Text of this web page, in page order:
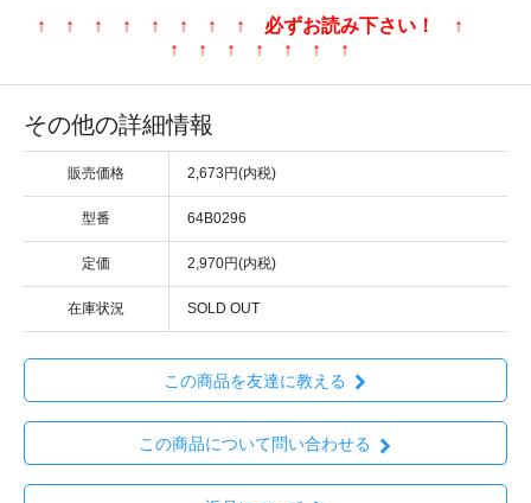
↑ ↑ ↑ ↑ ↑ ↑ ↑ ↑ 必ずお読み下さい！ ↑
↑ ↑ ↑ ↑ ↑ ↑ ↑
その他の詳細情報
販売価格 2,673円(内税)
型番 64B0296
定価 2,970円(内税)
在庫状況 SOLD OUT
この商品を友達に教える
この商品について問い合わせる